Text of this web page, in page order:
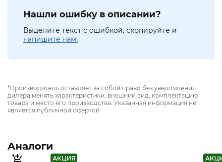
Нашли ошибку в описании?
Выделите текст с ошибкой, скопируйте и
напишите нам.
*Производитель оставляет за собой право без уведомления
дилера менять характеристики, внешний вид, комплектацию
товара и место его производства. Указанная информация не
является публичной офертой
Аналоги
АКЦИЯ